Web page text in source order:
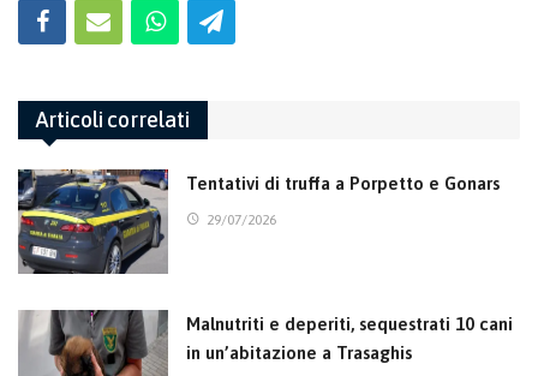
Articoli correlati
Tentativi di truffa a Porpetto e Gonars
29/07/2026
Malnutriti e deperiti, sequestrati 10 cani
in un’abitazione a Trasaghis